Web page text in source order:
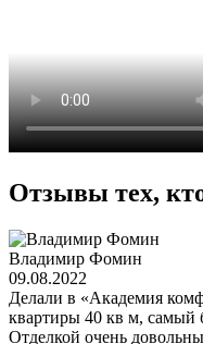
Отзывы тех,
Владимир Фомин
09.08.2022
Делали в «Академия
квартиры 40 кв м, самый
Отделкой очень